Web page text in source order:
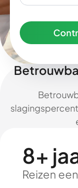
8+
Reizen